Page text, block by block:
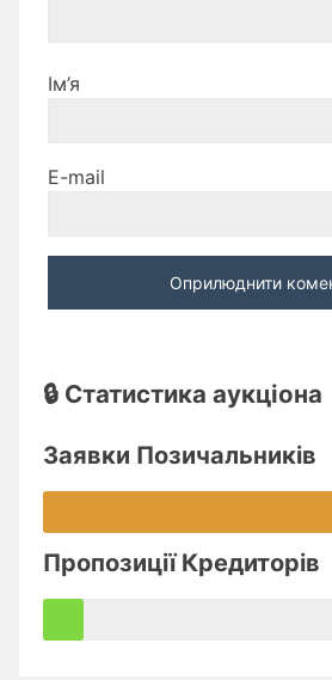
Ім’я
E-mail
🔒 Статистика аукціона
Заявки Позичальників
Пропозиції Кредиторів